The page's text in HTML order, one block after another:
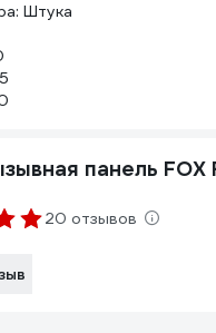
Штука
панель FOX
20 отзывов